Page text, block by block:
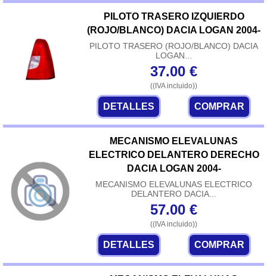
PILOTO TRASERO IZQUIERDO
(ROJO/BLANCO) DACIA LOGAN 2004-
PILOTO TRASERO (ROJO/BLANCO) DACIA
LOGAN...
37.00 €
((IVA incluido))
DETALLES COMPRAR
MECANISMO ELEVALUNAS
ELECTRICO DELANTERO DERECHO
DACIA LOGAN 2004-
MECANISMO ELEVALUNAS ELECTRICO
DELANTERO DACIA...
57.00 €
((IVA incluido))
DETALLES COMPRAR